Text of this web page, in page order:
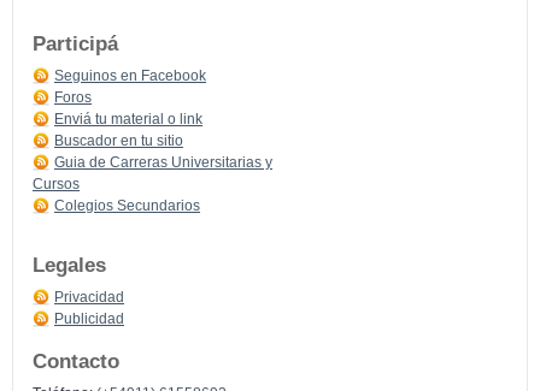
Participá
Seguinos en Facebook
Foros
Enviá tu material o link
Buscador en tu sitio
Guia de Carreras Universitarias y
Cursos
Colegios Secundarios
Legales
Privacidad
Publicidad
Contacto